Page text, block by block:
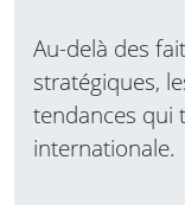
Au-delà des
stratégiques,
tendances qui
internationale.